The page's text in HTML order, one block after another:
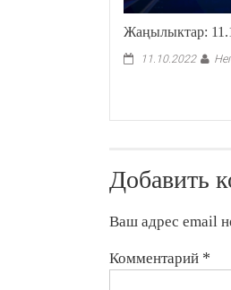
Жаңылыктар:
11.10.2022
Добавить
Ваш адрес email
Комментарий *